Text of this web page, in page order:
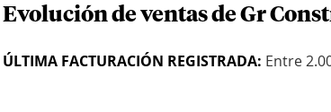
Evolución de ventas de Gr
ÚLTIMA FACTURACIÓN REGISTRADA: Entre